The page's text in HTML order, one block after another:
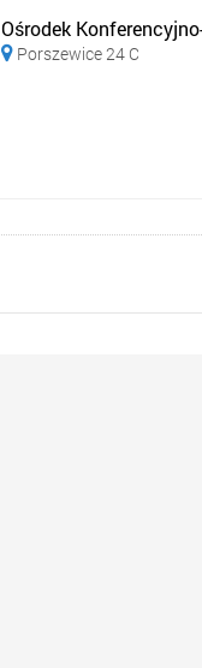
Ośrodek
 Porszewice 24 C